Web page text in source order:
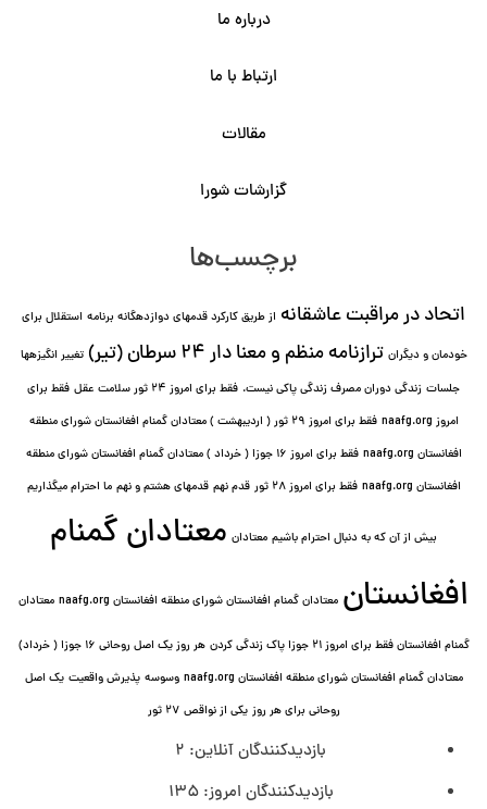
درباره ما
ارتباط با ما
مقالات
گزارشات شورا
برچسب‌ها
اتحاد در مراقبت عاشقانه از طریق کارکرد قدمهای دوازده⁯گانه برنامه استقلال برای
خودمان و دیگران ترازنامه منظم و معنا دار ٢۴ سرطان (تیر)
تغییر انگیزه⁯ها
جلسات زندگی دوران مصرف زندگی پاکی نیست. فقط برای امروز 24 ثور سلامت عقل
فقط برای
امروز naafg.org
فقط برای امروز ٢٩ ثور ( اردیبهشت ) معتادان گمنام افغانستان شورای منطقه
افغانستان naafg.org
فقط برای امروز ۱۶ جوزا ( خرداد ) معتادان گمنام افغانستان شورای منطقه
افغانستان naafg.org
فقط برای امروز ۲۸ ثور قدم نهم قدمهای هشتم و نهم ما احترام میگذاریم
بیش از آن که به دنبال احترام باشیم معتادان معتادان گمنام
افغانستان معتادان گمنام افغانستان شورای منطقه افغانستان naafg.org معتادان
گمنام افغانستان فقط برای امروز ۲۱ جوزا پاک زندگی کردن
هر روز یک اصل روحانی ۱۶ جوزا ( خرداد)
معتادان گمنام افغانستان شورای منطقه افغانستان naafg.org
وسوسه پذيرش واقعیت یک اصل
روحانی برای هر روز یکی از نواقص ۲۷ ثور
بازدیدکنندگان آنلاین: 2
بازدیدکنندگان امروز:135